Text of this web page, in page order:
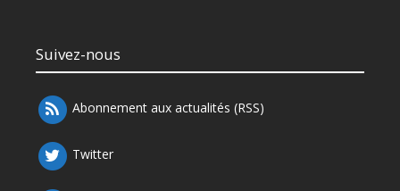
Suivez-nous
Abonnement aux actualités (RSS)
Twitter